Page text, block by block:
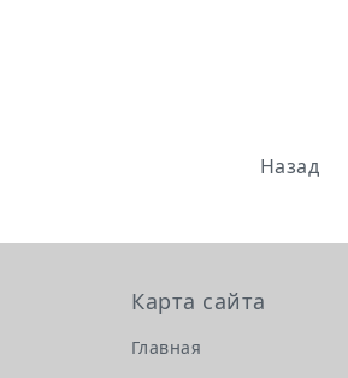
Назад
Карта сайта
Главная